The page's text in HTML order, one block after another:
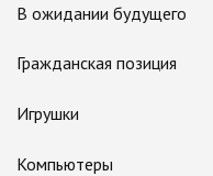
В ожидании будущего
Гражданская позиция
Игрушки
Компьютеры